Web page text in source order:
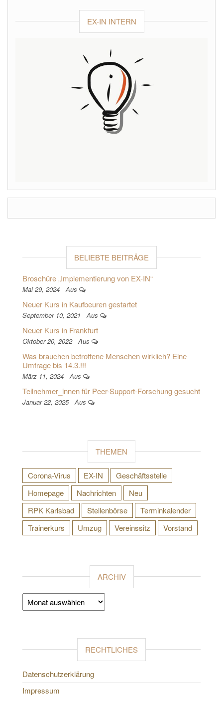
EX-IN INTERN
BELIEBTE BEITRÄGE
Broschüre „Implementierung von EX-IN“
Mai 29, 2024 Aus
Neuer Kurs in Kaufbeuren gestartet
September 10, 2021 Aus
Neuer Kurs in Frankfurt
Oktober 20, 2022 Aus
Was brauchen betroffene Menschen wirklich? Eine
Umfrage bis 14.3.!!!
März 11, 2024 Aus
Teilnehmer_innen für Peer-Support-Forschung gesucht
Januar 22, 2025 Aus
THEMEN
Corona-Virus EX-IN
Geschäftsstelle
Homepage
Nachrichten
Neu
RPK Karlsbad
Stellenbörse
Terminkalender
Trainerkurs
Umzug Vereinssitz Vorstand
ARCHIV
Archiv
RECHTLICHES
Datenschutzerklärung
Impressum